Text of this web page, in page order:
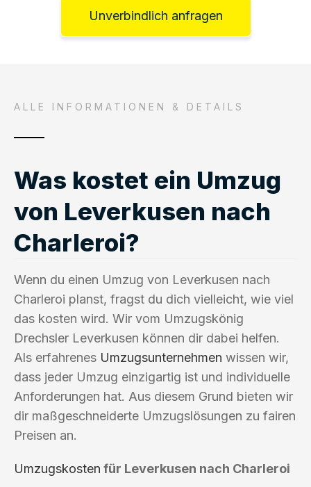
Unverbindlich anfragen
ALLE INFORMATIONEN & DETAILS
Was kostet ein Umzug
von Leverkusen nach
Charleroi?
Wenn du einen Umzug von Leverkusen nach
Charleroi planst, fragst du dich vielleicht, wie viel
das kosten wird. Wir vom Umzugskönig
Drechsler Leverkusen können dir dabei helfen.
Als erfahrenes Umzugsunternehmen wissen wir,
dass jeder Umzug einzigartig ist und individuelle
Anforderungen hat. Aus diesem Grund bieten wir
dir maßgeschneiderte Umzugslösungen zu fairen
Preisen an.
Umzugskosten für Leverkusen nach Charleroi